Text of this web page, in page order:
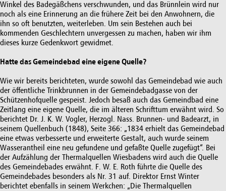
Winkel des Badegäßchens verschwunden, und das Brünnlein wird nur
noch als eine Erinnerung an die frühere Zeit bei den Anwohnern, die
ihn so oft benutzten, weiterleben. Um sein Bestehen auch bei
kommenden Geschlechtern unvergessen zu machen, haben wir ihm
dieses kurze Gedenkwort gewidmet.
Hatte das Gemeindebad eine eigene Quelle?
Wie wir bereits berichteten, wurde sowohl das Gemeindebad wie auch
der öffentliche Trinkbrunnen in der Gemeindebadgasse von der
Schützenhofquelle gespeist. Jedoch besaß auch das Gemeindbad eine
Zeitlang eine eigene Quelle, die im älteren Schrifttum erwähnt wird. So
berichtet Dr. J. K. W. Vogler, Herzogl. Nass. Brunnen- und Badearzt, in
seinem Quellenbuch (1848), Seite 366: „1834 erhielt das Gemeindebad
eine etwas verbesserte und erweiterte Gestalt, auch wurde seinem
Wasserantheil eine neu gefundene und gefaßte Quelle zugefügt“. Bei
der Aufzählung der Thermalquellen Wiesbadens wird auch die Quelle
des Gemeindebades erwähnt. F. W. E. Roth führte die Quelle des
Gemeindebades besonders als Nr. 31 auf. Direktor Ernst Winter
berichtet ebenfalls in seinem Werkchen: „Die Thermalquellen